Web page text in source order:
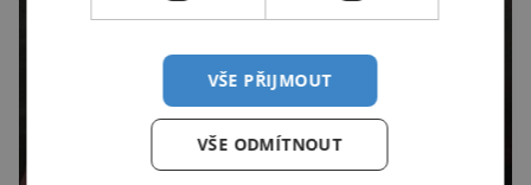
VŠE PŘIJMOUT
VŠE ODMÍTNOUT